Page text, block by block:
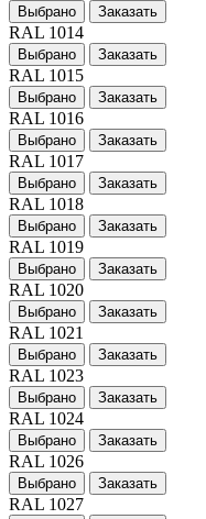
Выбрано Заказать
RAL 1014
Выбрано Заказать
RAL 1015
Выбрано Заказать
RAL 1016
Выбрано Заказать
RAL 1017
Выбрано Заказать
RAL 1018
Выбрано Заказать
RAL 1019
Выбрано Заказать
RAL 1020
Выбрано Заказать
RAL 1021
Выбрано Заказать
RAL 1023
Выбрано Заказать
RAL 1024
Выбрано Заказать
RAL 1026
Выбрано Заказать
RAL 1027